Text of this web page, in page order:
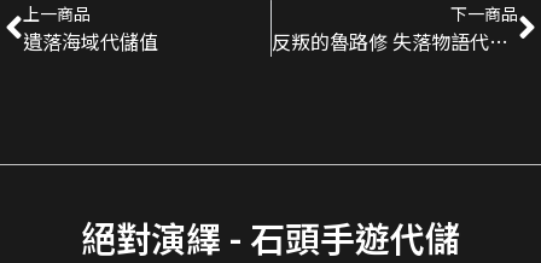
上一商品
遺落海域代儲值
下一商品
反叛的魯路修 失落物語代儲值
絕對演繹 - 石頭手遊代儲